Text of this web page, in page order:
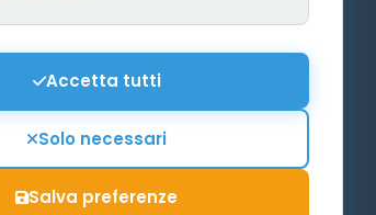
Mappa del sito
Accetta tutti
Solo necessari
Salva preferenze